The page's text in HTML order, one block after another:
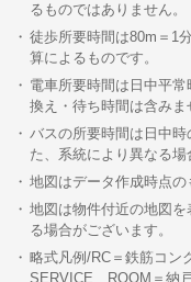
るものではありません。
徒歩所要時間は80m＝1
算によるものです。
電車所要時間は日中平
換え・待ち時間は含みま
バスの所要時間は日中
た、系統により異なる場
地図はデータ作成時点の
地図は物件付近の地図
る場合がございます。
略式凡例/RC＝鉄筋コン
SERVICE ROOM＝納